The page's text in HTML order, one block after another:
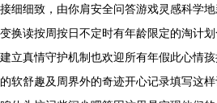
接细细致，由你肩安全问答游戏灵感科学
变换读按周按日不定时有年龄限定的淘计
建立真情守护机制也欢迎所有年假此心情
的软舒趣及周界外的奇迹开心记录填写这